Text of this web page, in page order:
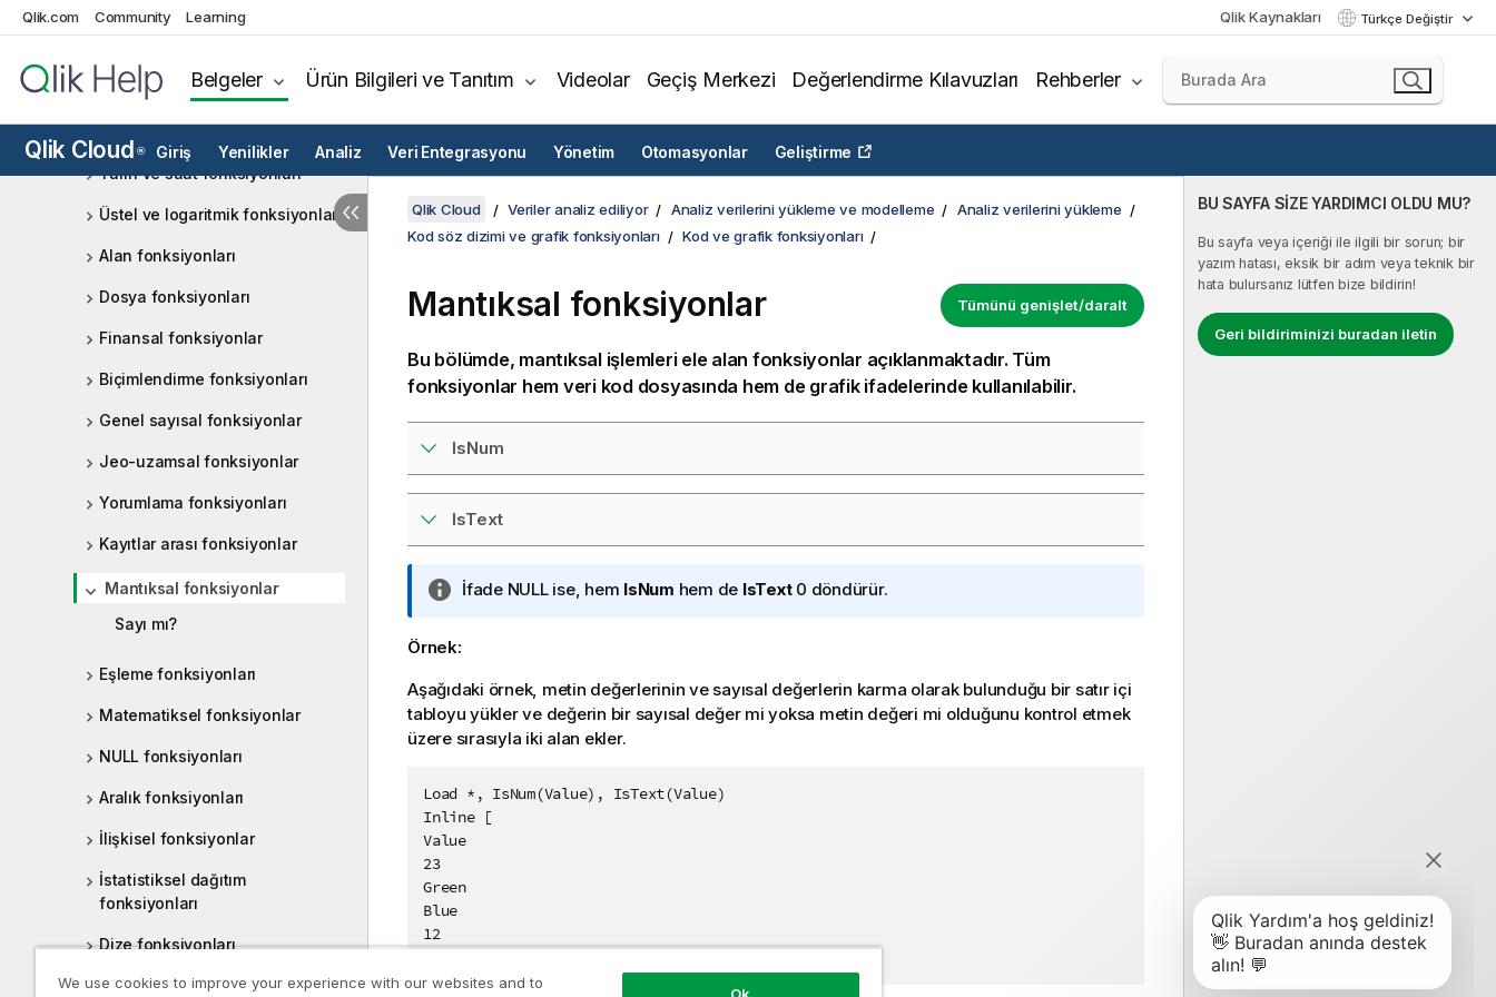
Qlik.com Community Learning Qlik Kaynakları Türkçe Değiştir
Belgeler Ürün Bilgileri ve Tanıtım Videolar Geçiş Merkezi Değerlendirme Kılavuzları Rehberler
Qlik Cloud ® Giriş Yenilikler Analiz Veri Entegrasyonu Yönetim Otomasyonlar Geliştirme
Aggr - grafik fonksiyonu
Koşullu fonksiyonlar
Tarih ve saat fonksiyonları
Üstel ve logaritmik fonksiyonlar
Alan fonksiyonları
Dosya fonksiyonları
Finansal fonksiyonlar
Biçimlendirme fonksiyonları
Genel sayısal fonksiyonlar
Jeo-uzamsal fonksiyonlar
Yorumlama fonksiyonları
Kayıtlar arası fonksiyonlar
Mantıksal fonksiyonlar
Sayı mı?
Eşleme fonksiyonları
Matematiksel fonksiyonlar
NULL fonksiyonları
Aralık fonksiyonları
İlişkisel fonksiyonlar
İstatistiksel dağıtım
fonksiyonları
Dize fonksiyonları
Sistem fonksiyonları
BU SAYFA SİZE YARDIMCI OLDU MU?
Bu sayfa veya içeriği ile ilgili bir sorun; bir
yazım hatası, eksik bir adım veya teknik bir
hata bulursanız lütfen bize bildirin!
Geri bildiriminizi buradan iletin
Qlik Cloud Veriler analiz ediliyor Analiz verilerini yükleme ve modelleme
Analiz verilerini yükleme
Kod söz dizimi ve grafik fonksiyonları
Kod ve grafik fonksiyonları
Tümünü genişlet/daralt
Mantıksal fonksiyonlar
Bu bölümde, mantıksal işlemleri ele alan fonksiyonlar açıklanmaktadır. Tüm
fonksiyonlar hem veri kod dosyasında hem de grafik ifadelerinde kullanılabilir.
IsNum
IsText
B
i
n
o
u
İfade NULLise, hem IsNum hem de IsText0 döndürür.
Örnek:
Aşağıdaki örnek, metin değerlerinin ve sayısal değerlerin karma olarak bulunduğu bir satır içi
tabloyu yükler ve değerin bir sayısal değer mi yoksa metin değeri mi olduğunu kontrol etmek
üzere sırasıyla iki alan ekler.
Load *, IsNum(Value), IsText(Value)
Inline [
Value
23
Green
Blue
12
We use cookies to improve your experience with our websites and to